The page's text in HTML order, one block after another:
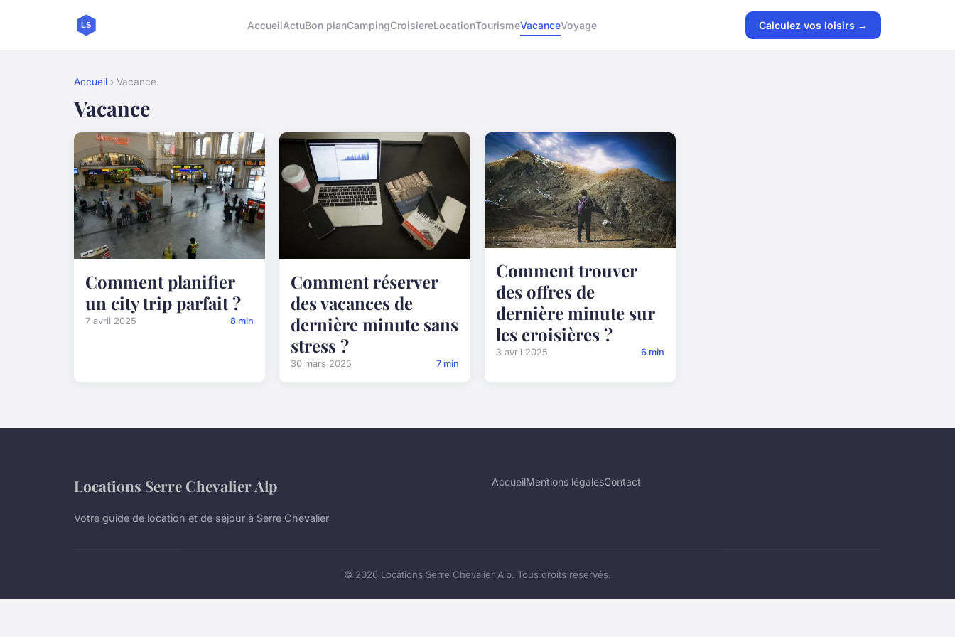
AccueilActuBon planCampingCroisiereLocationTourismeVacanceVoyage Calculez vos loisirs →
Accueil › Vacance
Vacance
Comment planifier
un city trip parfait ?
7 avril 2025 8 min
Comment réserver
des vacances de
dernière minute sans
stress ?
30 mars 2025 7 min
Comment trouver
des offres de
dernière minute sur
les croisières ?
3 avril 2025 6 min
Locations Serre Chevalier Alp
Votre guide de location et de séjour à Serre Chevalier
AccueilMentions légalesContact
© 2026 Locations Serre Chevalier Alp. Tous droits réservés.